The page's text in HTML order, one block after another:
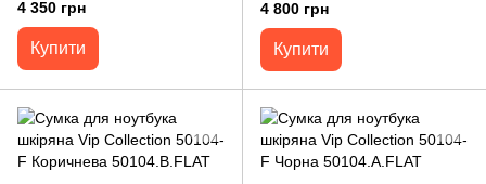
4 350 грн
Купити
4 800 грн
Купити